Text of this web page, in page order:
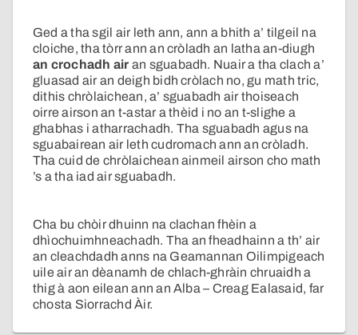
Ged a tha sgil air leth ann, ann a bhith a’ tilgeil na
cloiche, tha tòrr ann an cròladh an latha an-diugh
an crochadh air an sguabadh. Nuair a tha clach a’
gluasad air an deigh bidh cròlach no, gu math tric,
dithis chròlaichean, a’ sguabadh air thoiseach
oirre airson an t-astar a thèid i no an t-slighe a
ghabhas i atharrachadh. Tha sguabadh agus na
sguabairean air leth cudromach ann an cròladh.
Tha cuid de chròlaichean ainmeil airson cho math
’s a tha iad air sguabadh.
Cha bu chòir dhuinn na clachan fhèin a
dhìochuimhneachadh. Tha an fheadhainn a th’ air
an cleachdadh anns na Geamannan Oilimpigeach
uile air an dèanamh de chlach-ghràin chruaidh a
thig à aon eilean ann an Alba – Creag Ealasaid, far
chosta Siorrachd Àir.